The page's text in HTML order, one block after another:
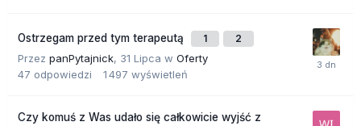
Ostrzegam przed tym terapeutą 1 2
Przez panPytajnick, 31 Lipca w Oferty
47 odpowiedzi 1 497 wyświetleń
Czy komuś z Was udało się całkowicie wyjść z